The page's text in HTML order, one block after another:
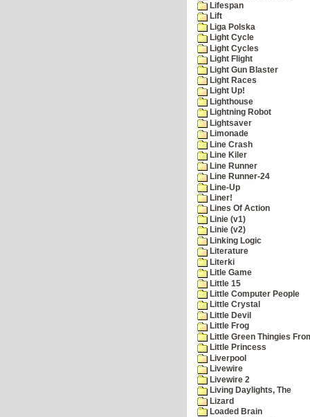
Lifespan
Lift
Liga Polska
Light Cycle
Light Cycles
Light Flight
Light Gun Blaster
Light Races
Light Up!
Lighthouse
Lightning Robot
Lightsaver
Limonade
Line Crash
Line Kiler
Line Runner
Line Runner-24
Line-Up
Liner!
Lines Of Action
Linie (v1)
Linie (v2)
Linking Logic
Literature
Literki
Litle Game
Little 15
Little Computer People
Little Crystal
Little Devil
Little Frog
Little Green Thingies
Little Princess
Liverpool
Livewire
Livewire 2
Living Daylights, The
Lizard
Loaded Brain